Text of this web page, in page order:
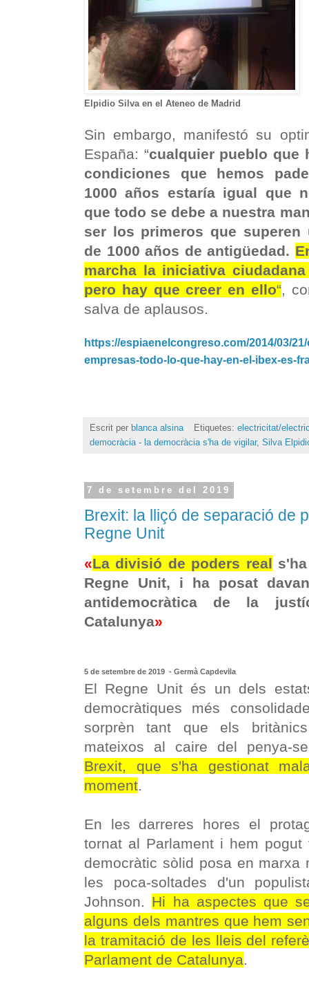
Elpidio Silva en el Ateneo de Madrid
Sin embargo, manifestó su
España: “cualquier pueblo que
condiciones que hemos
1000 años estaría igual que
que todo se debe a nuestra
ser los primeros que superen
de 1000 años de antigüedad.
marcha la iniciativa
pero hay que creer en ello“,
salva de aplausos.
https://espiaenelcongreso.com/2014/03/
empresas-todo-lo-que-hay-en-el-ibex-es-
Escrit per blanca alsina Etiquetes: electricitat/
democràcia - la democràcia s'ha de vigilar, Silva
7 de setembre del 2019
Brexit: la lliçó de separació de
Regne Unit
«La divisió de poders real
Regne Unit, i ha posat
antidemocràtica de la
Catalunya»
5 de setembre de 2019 - Germà Capdevila
El Regne Unit és un dels
democràtiques més
sorprèn tant que els
mateixos al caire del penya-
Brexit, que s'ha gestionat
moment.
En les darreres hores el
tornat al Parlament i hem
democràtic sòlid posa en marxa
les poca-soltades d'un
Johnson. Hi ha aspectes que
alguns dels mantres que hem
la tramitació de les lleis del
Parlament de Catalunya.